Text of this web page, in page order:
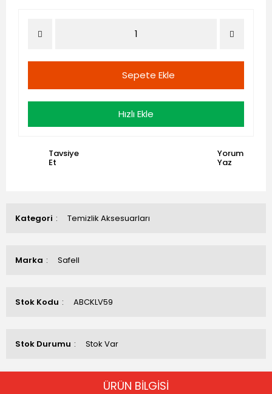
Kategori Temizlik Aksesuarları
Marka Safell
Stok Kodu ABCKLV59
Stok Durumu Stok Var
Sepete Ekle
Hızlı Ekle
Tavsiye
Et
Yorum
Yaz
ÜRÜN BİLGİSİ